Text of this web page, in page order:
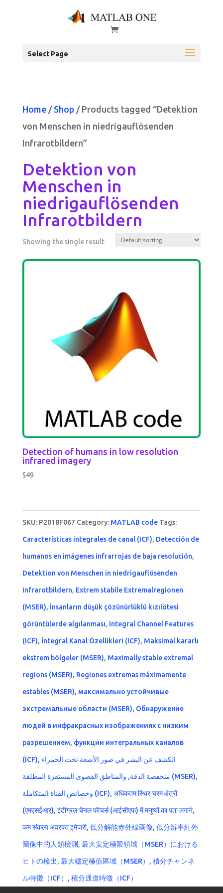
Select Page
Home/ Shop/ Products tagged “Detektion
von Menschen in niedrigauflösenden
Infrarotbildern”
Detektion von
Menschen in
niedrigauflösenden
Infrarotbildern
Showing the single result
Detection of humans in low resolution
infrared imagery
$49
SKU: P2018F067 Category: MATLAB code Tags:
Características integrales de canal (ICF), Detección de
humanos en imágenes infrarrojas de baja resolución,
Detektion von Menschen in niedrigauflösenden
Infrarotbildern, Extrem stabile Extremalregionen
(MSER), İnsanların düşük çözünürlüklü kızılötesi
görüntülerde algılanması, Integral Channel Features
(ICF), İntegral Kanal Özellikleri (ICF), Maksimal kararlı
ekstrem bölgeler (MSER), Maximally stable extremal
regions (MSER), Regiones extremas máximamente
estables (MSER), максимально устойчивые
экстремальные области (MSER), Обнаружение
людей в инфракрасных изображениях с низким
разрешением, функции интегральных каналов
(ICF), الكشف عن البشر في صور الأشعة تحت الحمراء
منخفضة الدقة, والمناطق القصوى المستقرة المطلقة (MSER),
وخصائص القناة المتكاملة (ICF), अधिकतम स्थिर चरम क्षेत्रों
(एमएसईआर), इंटीग्रल चैनल फीचर्स (आईसीएफ) में मनुष्यों का पता लगाने,
कम संकल्प अवरक्त इमेजरी, 低分解能赤外線画像, 低分辨率紅外
圖像中的人類檢測 , 最大安定極限領域（MSER）における
ヒトの検出, 最大穩定極值區域（MSER） , 積分チャンネ
ル特徴（ICF） , 積分通道特徵（ICF）